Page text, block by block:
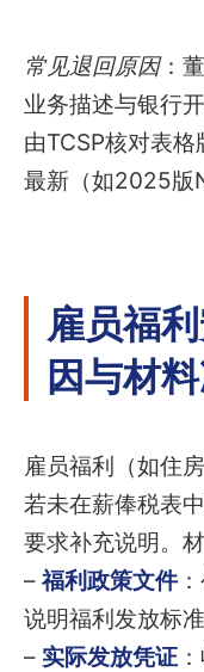
常见退回原因：
业务描述与银行
由TCSP核对表
最新（如2025版
雇员福
因与材
雇员福利（如住
若未在薪俸税表
要求补充说明。
–福利政策文件
说明福利发放标准
– 实际发放凭证